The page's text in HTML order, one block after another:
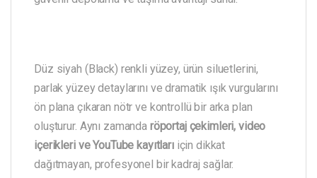
Düz siyah (Black) renkli yüzey, ürün siluetlerini,
parlak yüzey detaylarını ve dramatik ışık vurgularını
ön plana çıkaran nötr ve kontrollü bir arka plan
oluşturur. Aynı zamanda röportaj çekimleri, video
içerikleri ve YouTube kayıtlarıiçin dikkat
dağıtmayan, profesyonel bir kadraj sağlar.